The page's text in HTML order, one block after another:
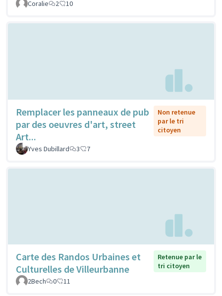
Coralie 2 10
Remplacer les panneaux de pub
par des oeuvres d'art, street
Art...
Non retenue
par le tri
citoyen
Yves Dubillard 3 7
Carte des Randos Urbaines et
Culturelles de Villeurbanne
Retenue par le
tri citoyen
2Bech
0 11